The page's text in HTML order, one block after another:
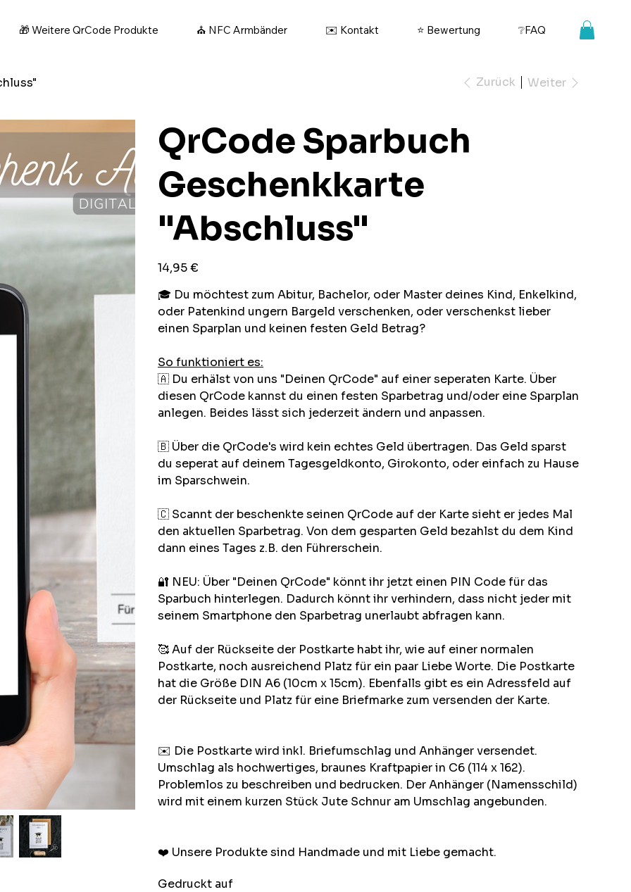
🎁 Weitere QrCode Produkte ⛪ NFC Armbänder ✉️ Kontakt ⭐ Bewertung ❔FAQ
Zurück Weiter
QrCode Sparbuch
Geschenkkarte
"Abschluss"
Preis
14,95 €
🎓 Du möchtest zum Abitur, Bachelor, oder Master deines Kind, Enkelkind,
oder Patenkind ungern Bargeld verschenken, oder verschenkst lieber
einen Sparplan und keinen festen Geld Betrag?
So funktioniert es:
🇦 Du erhälst von uns "Deinen QrCode" auf einer seperaten Karte. Über
diesen QrCode kannst du einen festen Sparbetrag und/oder eine Sparplan
anlegen. Beides lässt sich jederzeit ändern und anpassen.
🇧 Über die QrCode's wird kein echtes Geld übertragen. Das Geld sparst
du seperat auf deinem Tagesgeldkonto, Girokonto, oder einfach zu Hause
im Sparschwein.
🇨 Scannt der beschenkte seinen QrCode auf der Karte sieht er jedes Mal
den aktuellen Sparbetrag. Von dem gesparten Geld bezahlst du dem Kind
dann eines Tages z.B. den Führerschein.
🔐 NEU: Über "Deinen QrCode" könnt ihr jetzt einen PIN Code für das
Sparbuch hinterlegen. Dadurch könnt ihr verhindern, dass nicht jeder mit
seinem Smartphone den Sparbetrag unerlaubt abfragen kann.
🥰️ Auf der Rückseite der Postkarte habt ihr, wie auf einer normalen
Postkarte, noch ausreichend Platz für ein paar Liebe Worte. Die Postkarte
hat die Größe DIN A6 (10cm x 15cm). Ebenfalls gibt es ein Adressfeld auf
der Rückseite und Platz für eine Briefmarke zum versenden der Karte.
✉️ Die Postkarte wird inkl. Briefumschlag und Anhänger versendet.
Umschlag als hochwertiges, braunes Kraftpapier in C6 (114 x 162).
Problemlos zu beschreiben und bedrucken. Der Anhänger (Namensschild)
wird mit einem kurzen Stück Jute Schnur am Umschlag angebunden.
❤️️ Unsere Produkte sind Handmade und mit Liebe gemacht.
Gedruckt auf